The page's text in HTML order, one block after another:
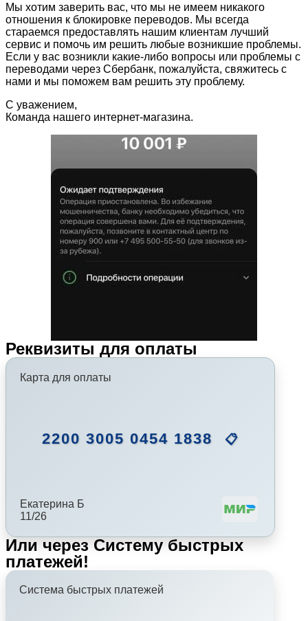
Мы хотим заверить вас, что мы не имеем никакого
отношения к блокировке переводов. Мы всегда
стараемся предоставлять нашим клиентам лучший
сервис и помочь им решить любые возникшие проблемы.
Если у вас возникли какие-либо вопросы или проблемы с
переводами через Сбербанк, пожалуйста, свяжитесь с
нами и мы поможем вам решить эту проблему.
С уважением,
Команда нашего интернет-магазина.
Реквизиты для оплаты
Карта для оплаты
2200 3005 0454 1838 📋
Екатерина Б
11/26
Или через Систему быстрых
платежей!
Система быстрых платежей